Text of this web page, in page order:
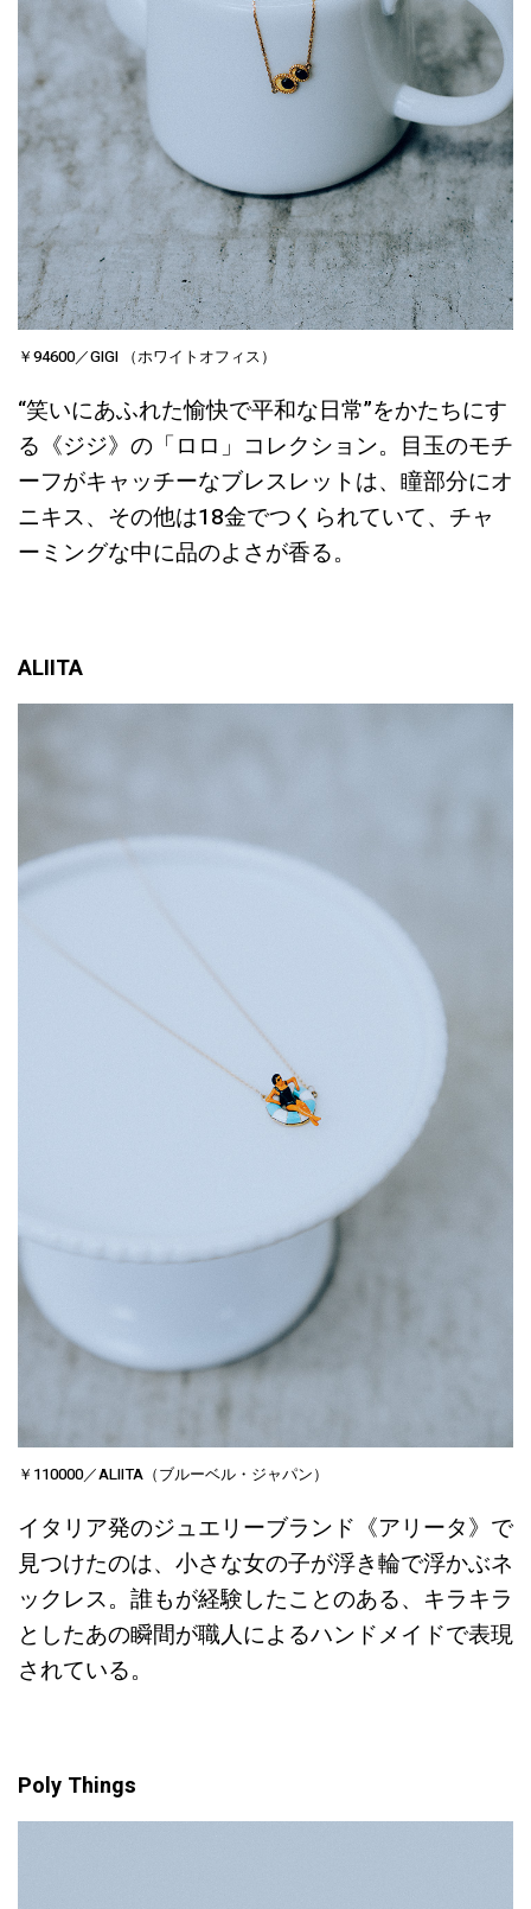
￥94600／GIGI （ホワイトオフィス）
“笑いにあふれた愉快で平和な日常”をかたちにす
る《ジジ》の「ロロ」コレクション。目玉のモチ
ーフがキャッチーなブレスレットは、瞳部分にオ
ニキス、その他は18金でつくられていて、チャ
ーミングな中に品のよさが香る。
ALIITA
￥110000／ALIITA（ブルーベル・ジャパン）
イタリア発のジュエリーブランド《アリータ》で
見つけたのは、小さな女の子が浮き輪で浮かぶネ
ックレス。誰もが経験したことのある、キラキラ
としたあの瞬間が職人によるハンドメイドで表現
されている。
Poly Things